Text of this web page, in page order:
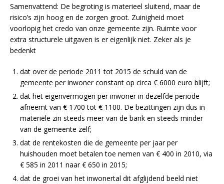
Samenvattend: De begroting is materieel sluitend, maar de
risico’s zijn hoog en de zorgen groot. Zuinigheid moet
voorlopig het credo van onze gemeente zijn. Ruimte voor
extra structurele uitgaven is er eigenlijk niet. Zeker als je
bedenkt
dat over de periode 2011 tot 2015 de schuld van de
gemeente per inwoner constant op circa € 6000 euro blijft;
dat het eigenvermogen per inwoner in dezelfde periode
afneemt van € 1700 tot € 1100. De bezittingen zijn dus in
materiële zin steeds meer van de bank en steeds minder
van de gemeente zelf;
dat de rentekosten die de gemeente per jaar per
huishouden moet betalen toe nemen van € 400 in 2010, via
€ 585 in 2011 naar € 650 in 2015;
dat de groei van het inwonertal dit afglijdend beeld niet